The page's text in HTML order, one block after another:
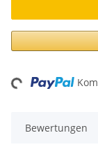
Bewertungen